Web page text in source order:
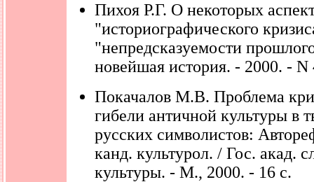
Пихоя Р.Г. О некоторых
"историографического
"непредсказуемости
новейшая история. - 2000. -
Покачалов М.В. Проблема
гибели античной культуры в
русских символистов:
канд. культурол. / Гос. акад.
культуры. - М., 2000. - 16 с.